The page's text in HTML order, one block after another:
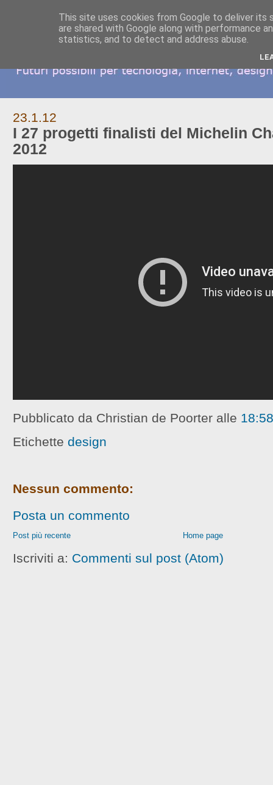
23.1.12
I 27 progetti finalisti del Michelin
2012
Pubblicato da Christian de Poorter alle 18:58
Etichette design
Nessun commento:
Posta un commento
Post più recente Home page
Iscriviti a: Commenti sul post (Atom)
This site uses cookies from Google to deliver its
are shared with Google along with performance
statistics, and to detect and address abuse.